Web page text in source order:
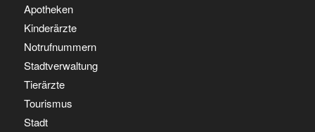
Apotheken
Kinderärzte
Notrufnummern
Stadtverwaltung
Tierärzte
Tourismus
Stadt